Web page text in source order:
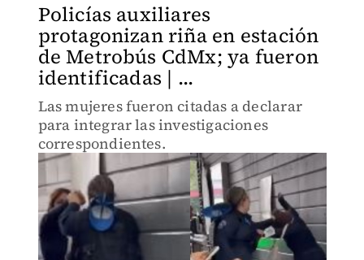
Policías auxiliares
protagonizan riña en estación
de Metrobús CdMx; ya fueron
identificadas | ...
Las mujeres fueron citadas a declarar
para integrar las investigaciones
correspondientes.